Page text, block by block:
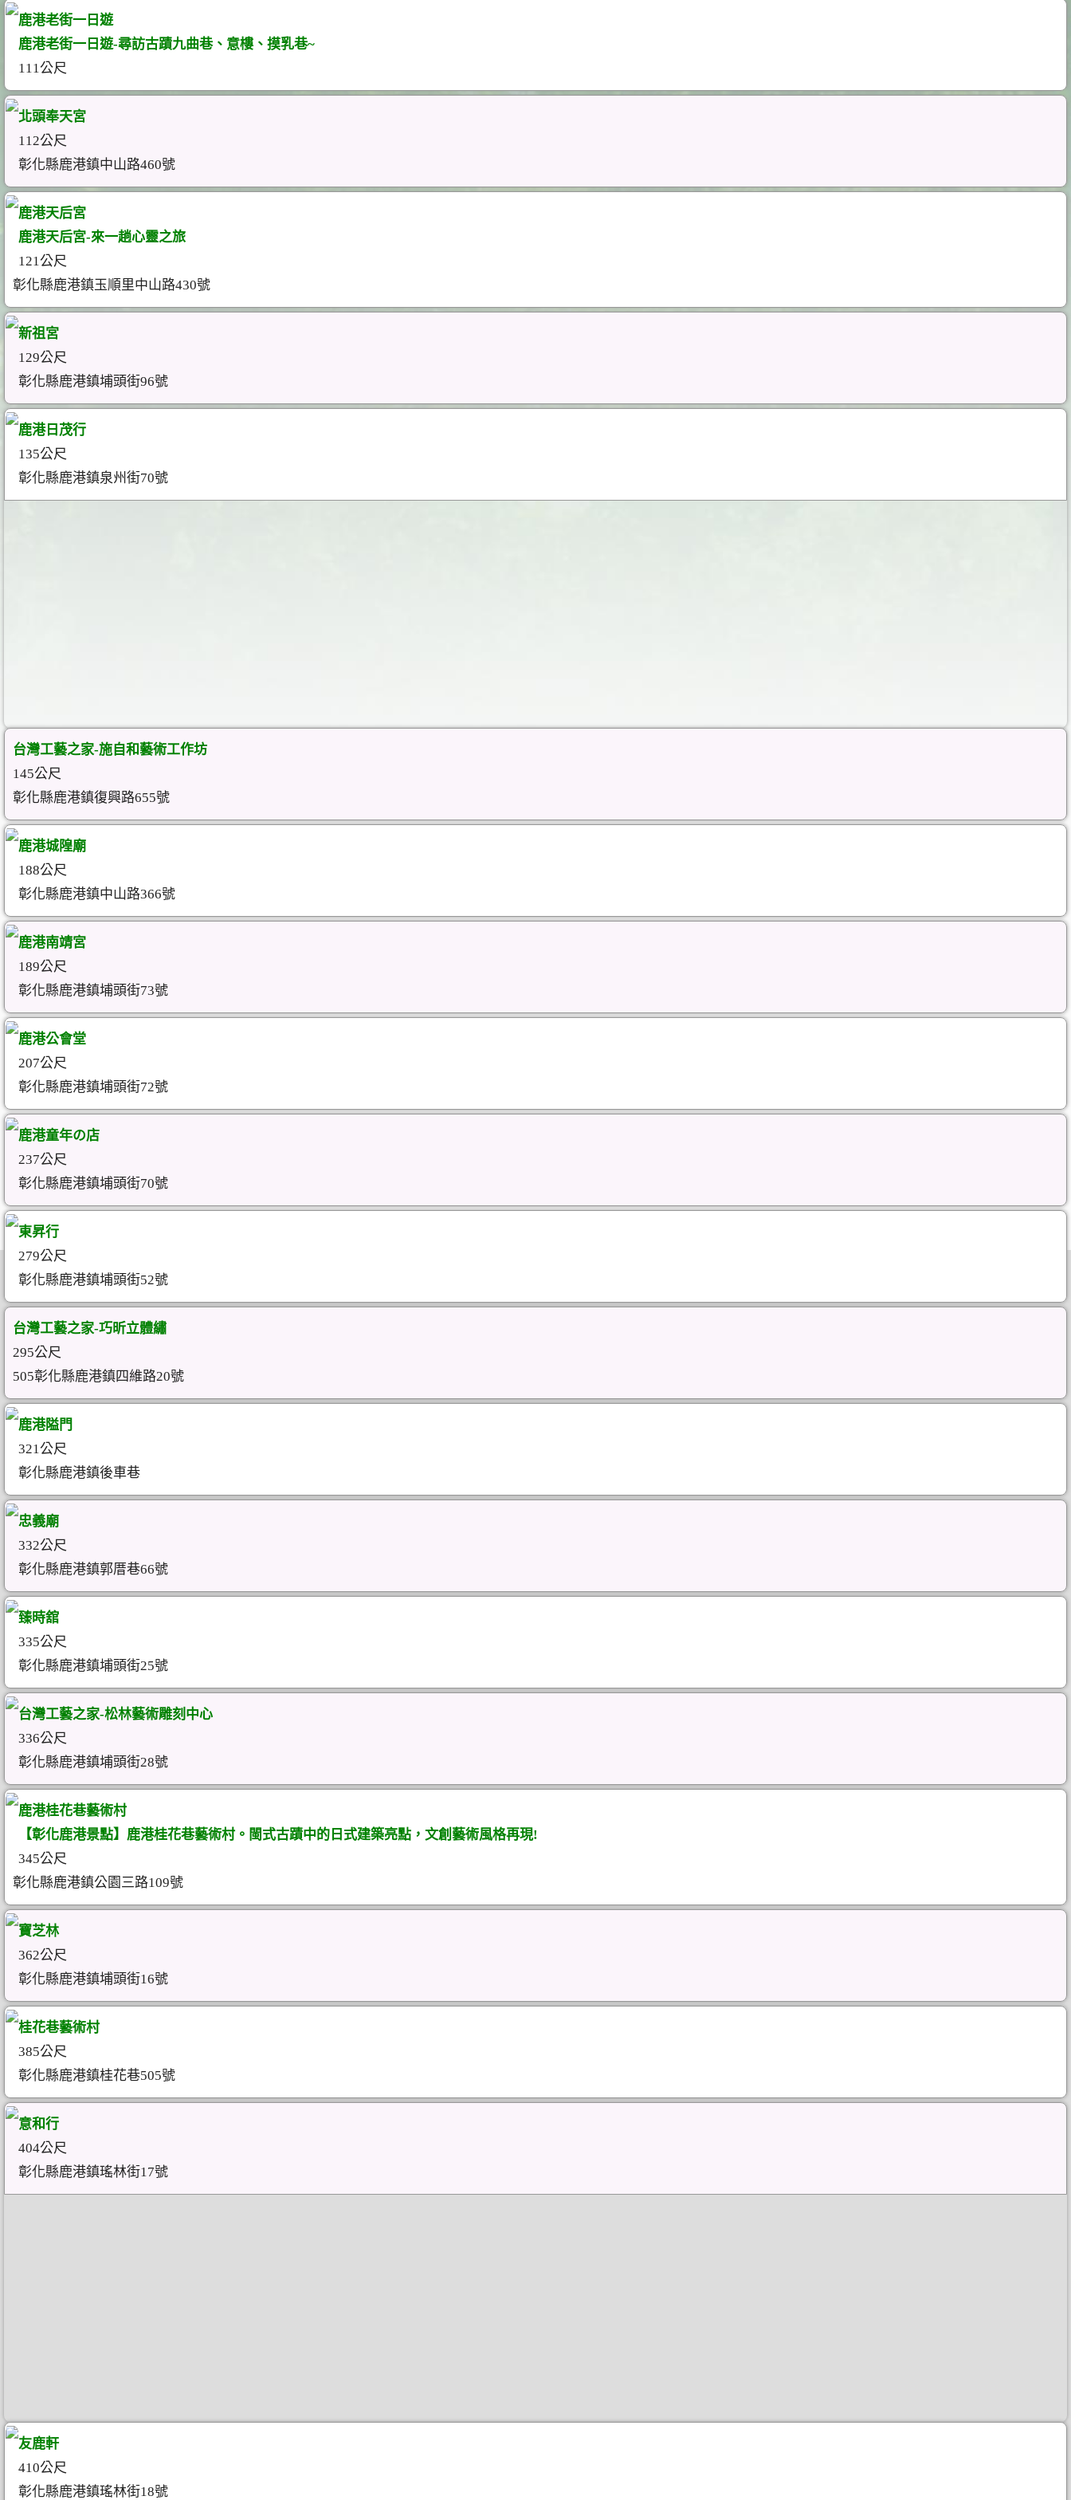
鹿港老街一日遊
鹿港老街一日遊-尋訪古蹟九曲巷、意樓、摸乳巷~
111公尺
北頭奉天宮
112公尺
彰化縣鹿港鎮中山路460號
鹿港天后宮
鹿港天后宮-來一趟心靈之旅
121公尺
彰化縣鹿港鎮玉順里中山路430號
新祖宮
129公尺
彰化縣鹿港鎮埔頭街96號
鹿港日茂行
135公尺
彰化縣鹿港鎮泉州街70號
台灣工藝之家-施自和藝術工作坊
145公尺
彰化縣鹿港鎮復興路655號
鹿港城隍廟
188公尺
彰化縣鹿港鎮中山路366號
鹿港南靖宮
189公尺
彰化縣鹿港鎮埔頭街73號
鹿港公會堂
207公尺
彰化縣鹿港鎮埔頭街72號
鹿港童年の店
237公尺
彰化縣鹿港鎮埔頭街70號
東昇行
279公尺
彰化縣鹿港鎮埔頭街52號
台灣工藝之家-巧昕立體繡
295公尺
505彰化縣鹿港鎮四維路20號
鹿港隘門
321公尺
彰化縣鹿港鎮後車巷
忠義廟
332公尺
彰化縣鹿港鎮郭厝巷66號
臻時舘
335公尺
彰化縣鹿港鎮埔頭街25號
台灣工藝之家-松林藝術雕刻中心
336公尺
彰化縣鹿港鎮埔頭街28號
鹿港桂花巷藝術村
【彰化鹿港景點】鹿港桂花巷藝術村。閩式古蹟中的日式建築亮點，文創藝術風格再現!
345公尺
彰化縣鹿港鎮公園三路109號
寶芝林
362公尺
彰化縣鹿港鎮埔頭街16號
桂花巷藝術村
385公尺
彰化縣鹿港鎮桂花巷505號
意和行
404公尺
彰化縣鹿港鎮瑤林街17號
友鹿軒
410公尺
彰化縣鹿港鎮瑤林街18號